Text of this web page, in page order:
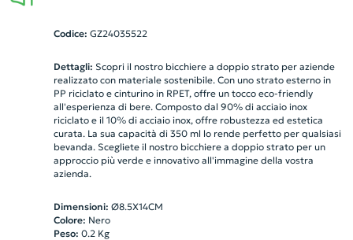
Codice: GZ24035522
Dettagli: Scopri il nostro bicchiere a doppio strato per aziende
realizzato con materiale sostenibile. Con uno strato esterno in
PP riciclato e cinturino in RPET, offre un tocco eco-friendly
all'esperienza di bere. Composto dal 90% di acciaio inox
riciclato e il 10% di acciaio inox, offre robustezza ed estetica
curata. La sua capacità di 350 ml lo rende perfetto per qualsiasi
bevanda. Scegliete il nostro bicchiere a doppio strato per un
approccio più verde e innovativo all'immagine della vostra
azienda.
Dimensioni: Ø8.5X14CM
Colore: Nero
Peso: 0.2 Kg